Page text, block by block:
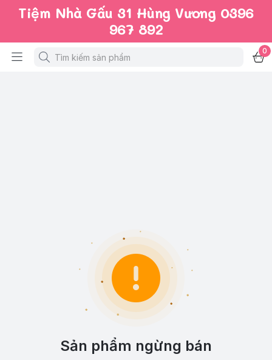
Tiệm Nhà Gấu 31 Hùng Vương 0396
967 892
0
Sản phẩm ngừng bán